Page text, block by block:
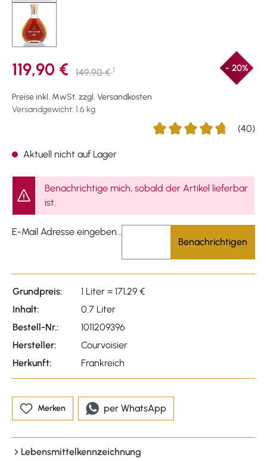
119,90 € 149,90 €1 - 20%
Preise inkl. MwSt. zzgl. Versandkosten
Versandgewicht: 1.6 kg
(40)
Aktuell nicht auf Lager
Benachrichtige mich, sobald der Artikel lieferbar
ist.
E-Mail Adresse eingeben...
Benachrichtigen
Grundpreis:
1 Liter = 171,29 €
Inhalt:
0.7 Liter
Bestell-Nr.:
1011209396
Hersteller:
Courvoisier
Herkunft:
Frankreich
Merken per WhatsApp
Lebensmittelkennzeichnung